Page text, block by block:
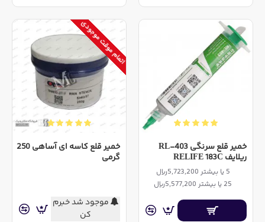
خمیر قلع سرنگی RL-403
ریلایف RELIFE 183C
5 یا بیشتر 5,723,200ریال
25 یا بیشتر 5,577,200ریال
اتمام موقت موجودی
خمیر قلع کاسه ای آساهی 250
گرمی
موجود شد خبرم
کن